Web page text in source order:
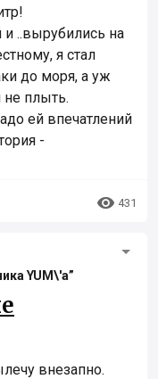
..вырубились на
я стал
до моря, а уж
не плыть.
ей впечатлений
-
 431
YUM\'а”
внезапно.